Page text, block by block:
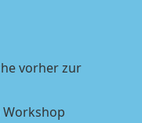
vorher zur